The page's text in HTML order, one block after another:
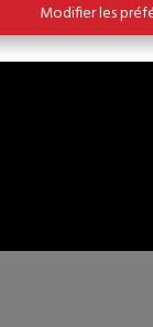
Modifier les